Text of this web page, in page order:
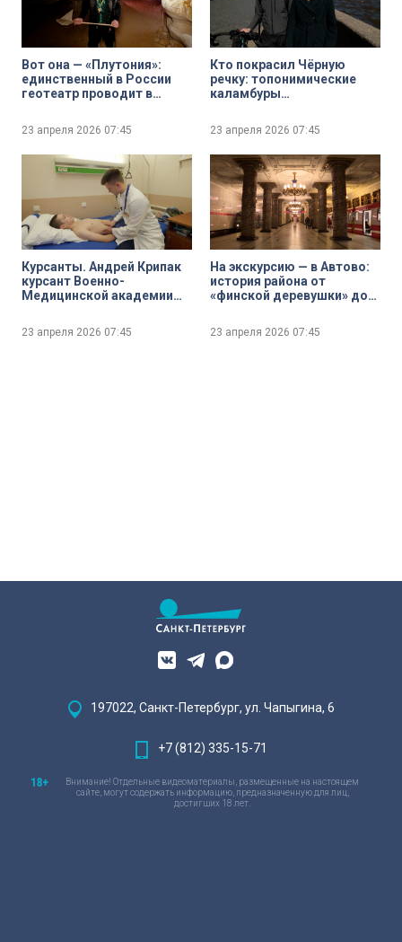
Вот она — «Плутония»:
единственный в России
геотеатр проводит в
роману Обручева
23 апреля 2026 07:45
Кто покрасил Чёрную
речку: топонимические
каламбуры
23 апреля 2026 07:45
Курсанты. Андрей Крипак
курсант Военно-
Медицинской академии
23 апреля 2026 07:45
На экскурсию — в Автово:
история района от
«финской деревушки» до
индустриального
кластера
23 апреля 2026 07:45
197022, Санкт-Петербург, ул. Чапыгина, 6
+7 (812) 335-15-71
Внимание! Отдельные видеоматериалы, размещенные на настоящем
сайте, могут содержать информацию, предназначенную для лиц,
достигших 18 лет.